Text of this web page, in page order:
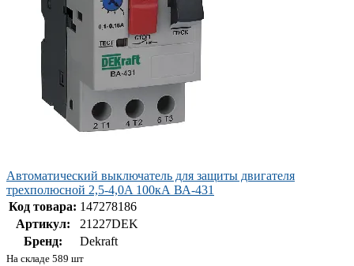
Автоматический выключатель для защиты двигателя
трехполюсной 2,5-4,0A 100кА ВА-431
Код товара: 147278186
Артикул:
21227DEK
Бренд:
Dekraft
На складе 589 шт